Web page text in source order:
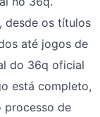
desde os títulos
até jogos de
do 36q oficial
está completo,
processo de